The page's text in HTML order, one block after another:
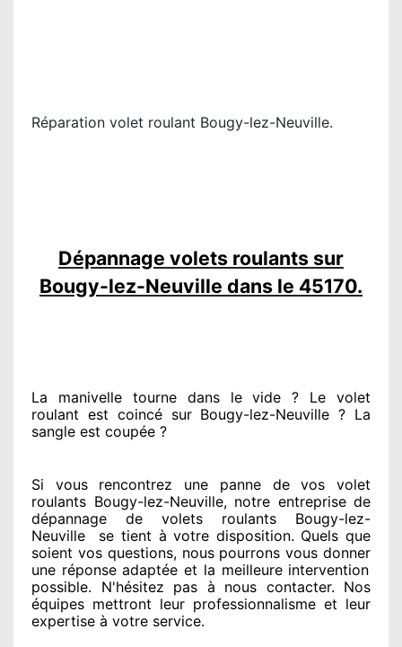
Réparation volet roulant Bougy-lez-Neuville.
Dépannage volets roulants sur
Bougy-lez-Neuville dans le 45170.
La manivelle tourne dans le vide ? Le volet
roulant est coincésur Bougy-lez-Neuville ? La
sangle est coupée ?
Si vous rencontrez une panne de vos volet
roulants Bougy-lez-Neuville, notre entreprisede
dépannage de volets roulants Bougy-lez-
Neuville
se tient à votre disposition. Quels que
soient vos questions, nous pourrons vous donner
une réponse adaptée et la meilleure intervention
possible. N'hésitez pas à nous contacter. Nos
équipes mettront leur professionnalisme et leur
expertise à votre service.